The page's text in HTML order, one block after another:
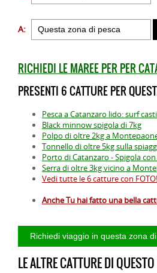
A:
RICHIEDI LE MAREE PER PER
PRESENTI 6 CATTURE PER
Pesca a Catanzaro lido: surf
Black minnow spigola di 7kg
Polpo di oltre 2kg a
Tonnello di oltre 5kg sulla
Porto di Catanzaro - Spigola
Serra di oltre 3kg vicino a
Vedi tutte le 6 catture con FOTO!
Anche Tu hai fatto una bella
LE ALTRE CATTURE DI